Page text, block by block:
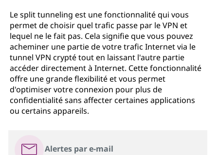
Le split tunneling est une fonctionnalité qui vous
permet de choisir quel trafic passe par le VPN et
lequel ne le fait pas. Cela signifie que vous pouvez
acheminer une partie de votre trafic Internet via le
tunnel VPN crypté tout en laissant l'autre partie
accéder directement à Internet. Cette fonctionnalité
offre une grande flexibilité et vous permet
d'optimiser votre connexion pour plus de
confidentialité sans affecter certaines applications
ou certains appareils.
Alertes par e-mail